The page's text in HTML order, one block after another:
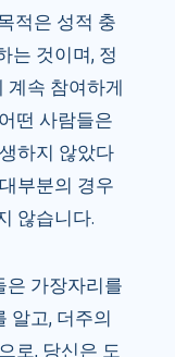
적은 성적 충
는 것이며, 정
계속 참여하게
떤 사람들은
하지 않았다
부분의 경우
않습니다.
은 가장자리를
알고, 더주의
로, 당신은 도